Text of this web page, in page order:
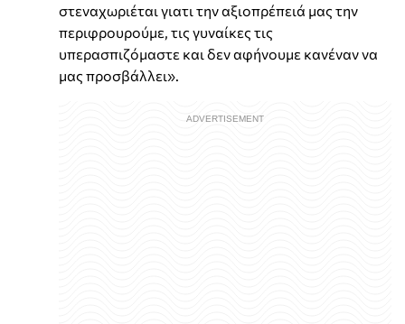
στεναχωριέται γιατι την αξιοπρέπειά μας την
περιφρουρούμε, τις γυναίκες τις
υπερασπιζόμαστε και δεν αφήνουμε κανέναν να
μας προσβάλλει».